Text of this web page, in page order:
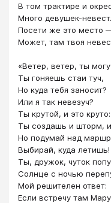
В том трактире и
Много девушек-невест.
Посети же это место
Может, там твоя
«Ветер, ветер, ты
Ты гоняешь стаи туч,
Но куда тебя заносит?
Или я так невезуч?
Ты крутой, и это круто:
Ты создашь и шторм,
Но подумай над
Выбирай, куда летишь!
Ты, дружок, чуток
Солнце с ночью
Мой решителен ответ:
Если встречу там